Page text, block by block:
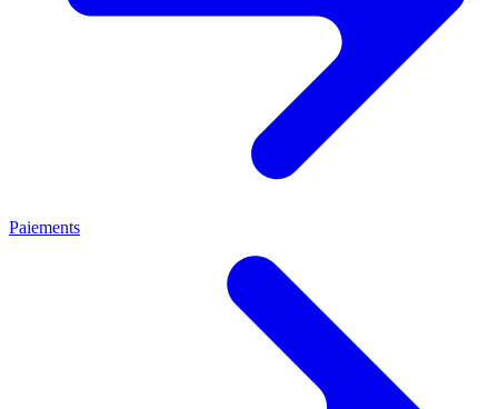
Paiements